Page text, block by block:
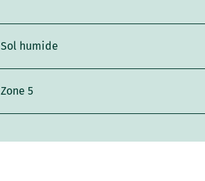
Sol humide
Zone 5